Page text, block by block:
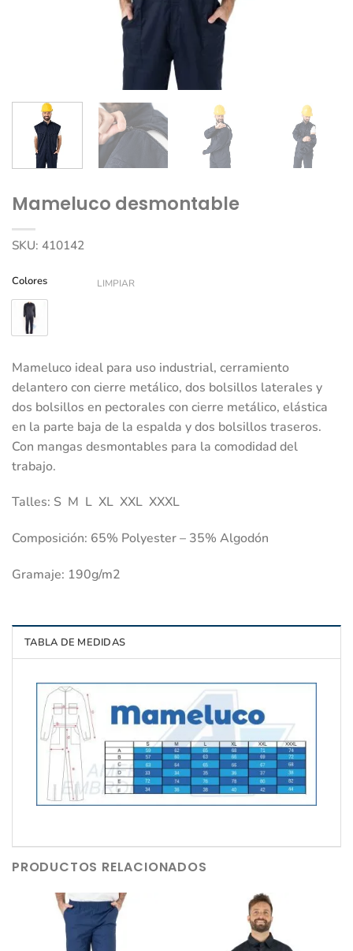
Mameluco desmontable
SKU: 410142
Colores LIMPIAR
Mameluco ideal para uso industrial, cerramiento
delantero con cierre metálico, dos bolsillos laterales y
dos bolsillos en pectorales con cierre metálico, elástica
en la parte baja de la espalda y dos bolsillos traseros.
Con mangas desmontables para la comodidad del
trabajo.
Talles: S M L XL XXL XXXL
Composición: 65% Polyester – 35% Algodón
Gramaje: 190g/m2
TABLA DE MEDIDAS
PRODUCTOS RELACIONADOS